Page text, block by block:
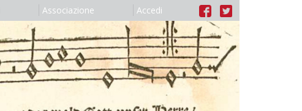
Associazione Accedi